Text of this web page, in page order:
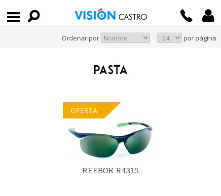
Ordenar por por página
PASTA
OFERTA
REEBOK R4315